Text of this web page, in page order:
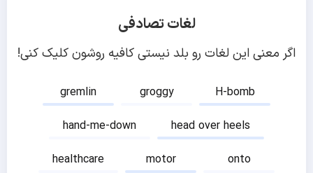
لغات تصادفی
اگر معنی این لغات رو بلد نیستی کافیه روشون کلیک کنی!
gremlin groggy
H-bomb
hand-me-down
head over heels
healthcare
motor
onto